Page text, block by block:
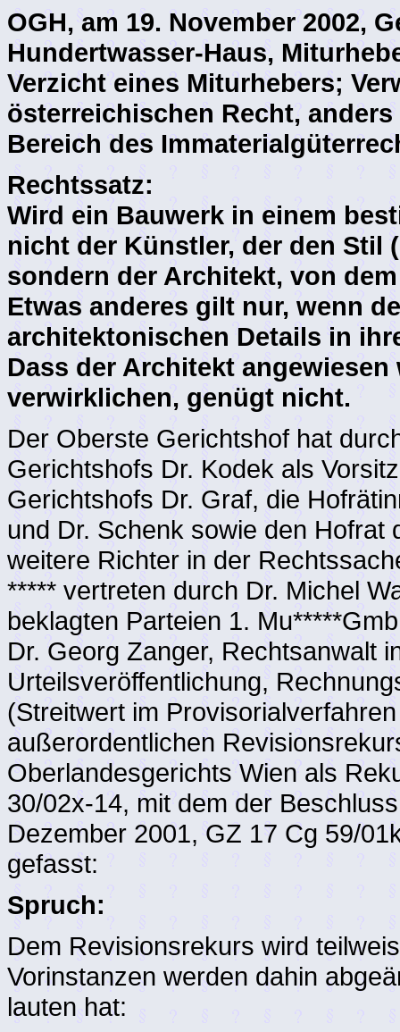
OGH, am 19. November 2002,
Hundertwasser-Haus,
Verzicht eines Miturhebers;
österreichischen Recht,
Bereich des
Rechtssatz:
Wird ein Bauwerk in einem
nicht der Künstler, der den
sondern der Architekt, von
Etwas anderes gilt nur, wenn
architektonischen Details in
Dass der Architekt
verwirklichen, genügt nicht.
Der Oberste Gerichtshof hat
Gerichtshofs Dr. Kodek als
Gerichtshofs Dr. Graf, die
und Dr. Schenk sowie den Hofrat
weitere Richter in der
***** vertreten durch Dr. Michel
beklagten Parteien 1.
Dr. Georg Zanger, Rechtsanwalt
Urteilsveröffentlichung,
(Streitwert im
außerordentlichen
Oberlandesgerichts Wien als
30/02x-14, mit dem der
Dezember 2001, GZ 17 Cg 59/
gefasst:
Spruch:
Dem Revisionsrekurs wird
Vorinstanzen werden dahin
lauten hat: